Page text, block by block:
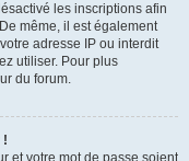
les inscriptions afin
même, il est également
adresse IP ou interdit
utiliser. Pour plus
du forum.
!
et votre mot de passe soient